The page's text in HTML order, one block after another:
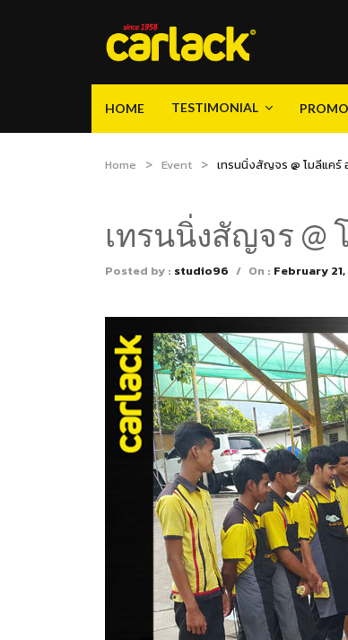
HOME TESTIMONIAL
TESTIMONIAL
Home Event เทรนนิ่งสัญจร @ โมลีแคร์
เทรนนิ่งสัญจร @
Posted by : studio96 / On : February